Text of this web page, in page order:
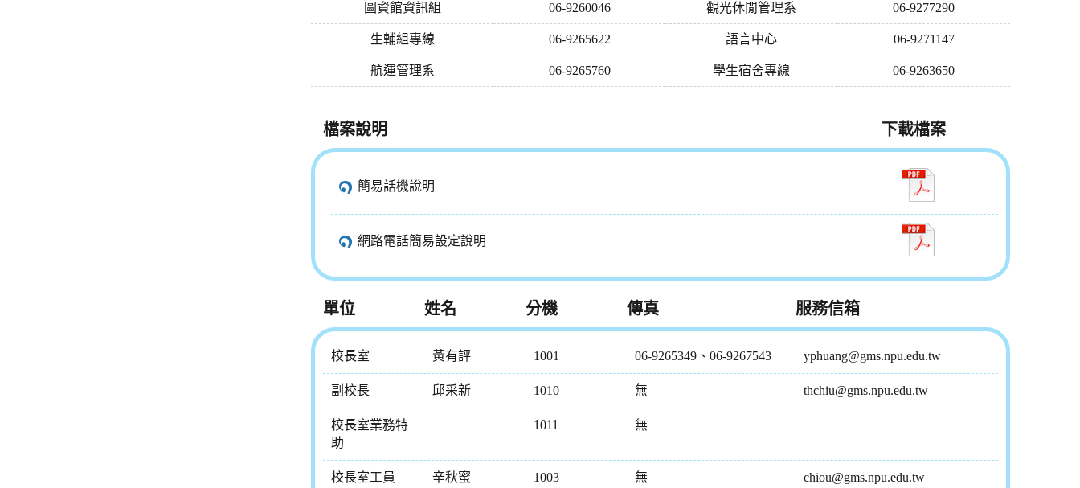
圖資館資訊組 06-9260046 觀光休閒管理系 06-9277290
生輔組專線 06-9265622 語言中心 06-9271147
航運管理系 06-9265760 學生宿舍專線 06-9263650
檔案說明 下載檔案
簡易話機說明
網路電話簡易設定說明
單位 姓名 分機 傳真 服務信箱
校長室 黃有評 1001 06-9265349、06-9267543 yphuang@gms.npu.edu.tw
副校長 邱采新 1010 無 thchiu@gms.npu.edu.tw
校長室業務特
助
1011 無
校長室工員 辛秋蜜 1003 無 chiou@gms.npu.edu.tw